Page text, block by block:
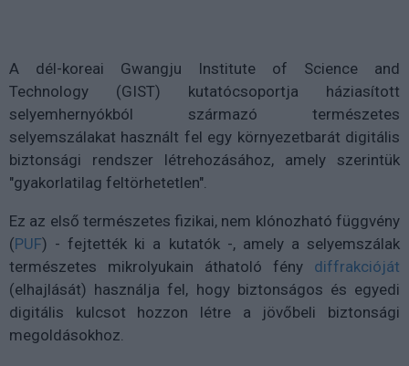
A dél-koreai Gwangju Institute of Science and
Technology (GIST) kutatócsoportja háziasított
selyemhernyókból származó természetes
selyemszálakat használt fel egy környezetbarát digitális
biztonsági rendszer létrehozásához, amely szerintük
"gyakorlatilag feltörhetetlen".
Ez az első természetes fizikai, nem klónozható függvény
(PUF) - fejtették ki a kutatók -, amely a selyemszálak
természetes mikrolyukain áthatoló fény diffrakcióját
(elhajlását) használja fel, hogy biztonságos és egyedi
digitális kulcsot hozzon létre a jövőbeli biztonsági
megoldásokhoz.